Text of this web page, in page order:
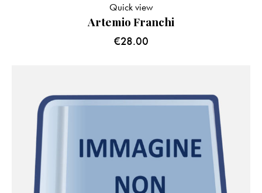
Artemio Franchi
€28.00
Quick view